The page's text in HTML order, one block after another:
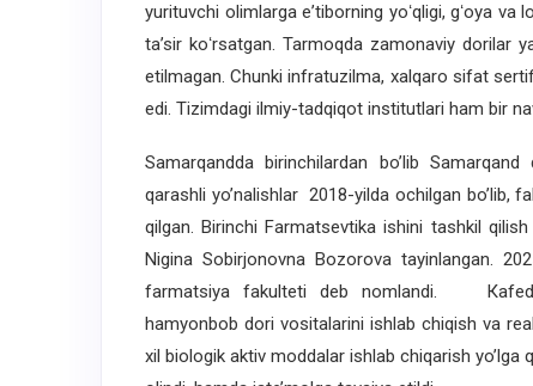
yurituvchi olimlarga eʼtiborning yoʻqligi, gʻoya
taʼsir koʻrsatgan. Tarmoqda zamonaviy dorilar
etilmagan. Chunki infratuzilma, xalqaro sifat
edi. Tizimdagi ilmiy-tadqiqot institutlari ham bir
Samarqandda birinchilardan bo’lib
qarashli yo’nalishlar 2018-yilda ochilgan bo’lib,
qilgan. Birinchi Farmatsevtika ishini tashkil
Nigina Sobirjonovna Bozorova tayinlangan.
farmatsiya fakulteti deb nomlandi.
hamyonbob dori vositalarini ishlab chiqish va
xil biologik aktiv moddalar ishlab chiqarish yo’lga